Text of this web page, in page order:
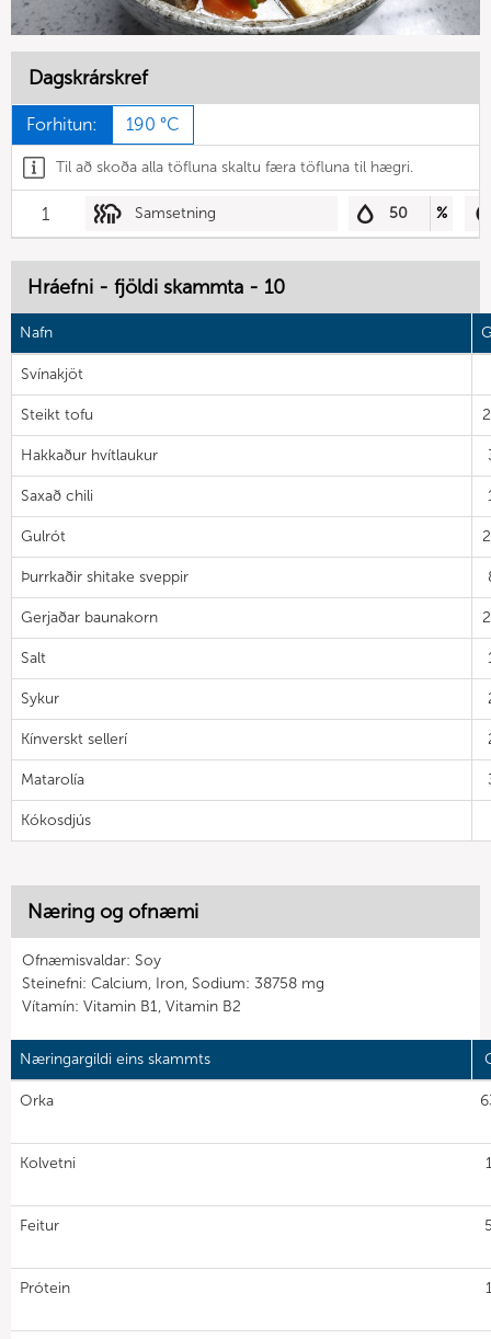
Dagskrárskref
Forhitun: 190 °C
Til að skoða alla töfluna skaltu færa töfluna til hægri.
1 Samsetning 50 %
Hráefni - fjöldi skammta - 10
Nafn
Svínakjöt
Steikt tofu
Hakkaður hvítlaukur
Saxað chili
Gulrót
Þurrkaðir shitake sveppir
Gerjaðar baunakorn
Salt
Sykur
Kínverskt sellerí
Matarolía
Kókosdjús
Næring og ofnæmi
Ofnæmisvaldar: Soy
Steinefni: Calcium, Iron, Sodium: 38758 mg
Vítamín: Vitamin B1, Vitamin B2
Næringargildi eins skammts
Orka
Kolvetni
Feitur
Prótein